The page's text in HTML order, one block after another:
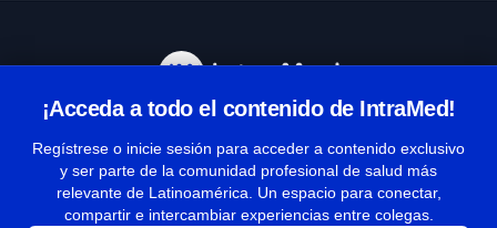
¡Acceda a todo el contenido de IntraMed!
Regístrese o inicie sesión para acceder a contenido exclusivo
y ser parte de la comunidad profesional de salud más
relevante de Latinoamérica. Un espacio para conectar,
compartir e intercambiar experiencias entre colegas.
Términos y condiciones